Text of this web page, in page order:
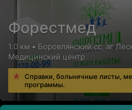
Форестмед
1.0 км • Боровлянский сс, аг
Медицинский центр
Справки, больничные листы,
программы.